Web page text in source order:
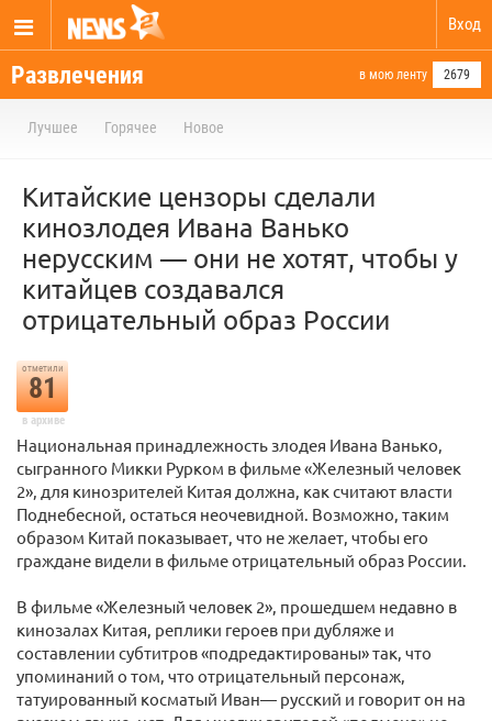
Вход
Развлечения в мою ленту 2679
Лучшее Горячее Новое
Китайские цензоры сделали
кинозлодея Ивана Ванько
нерусским — они не хотят, чтобы у
китайцев создавался
отрицательный образ России
отметили
81
в архиве
Национальная принадлежность злодея Ивана Ванько,
сыгранного Микки Рурком в фильме «Железный человек
2», для кинозрителей Китая должна, как считают власти
Поднебесной, остаться неочевидной. Возможно, таким
образом Китай показывает, что не желает, чтобы его
граждане видели в фильме отрицательный образ России.
В фильме «Железный человек 2», прошедшем недавно в
кинозалах Китая, реплики героев при дубляже и
составлении субтитров «подредактированы» так, что
упоминаний о том, что отрицательный персонаж,
татуированный косматый Иван— русский и говорит он на